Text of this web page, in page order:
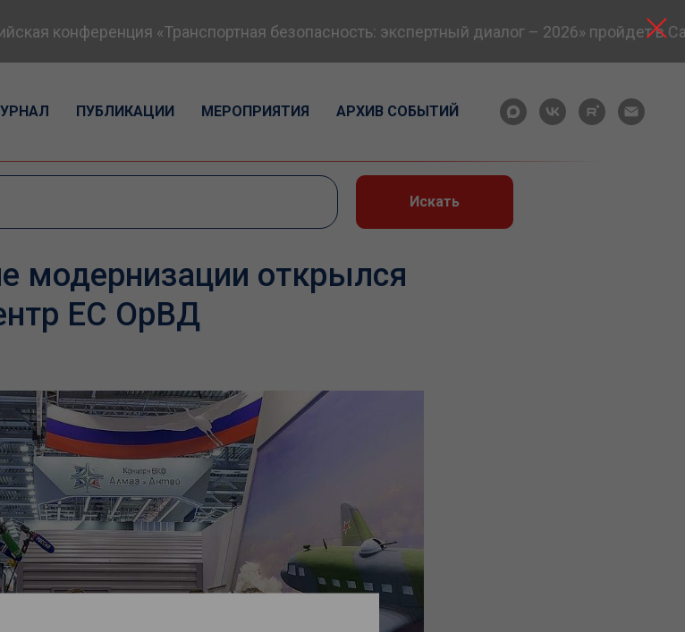
конференция «Транспортная безопасность: экспертный диалог – 2026» пройдет в
ПУБЛИКАЦИИ МЕРОПРИЯТИЯ АРХИВ СОБЫТИЙ
Искать
модернизации открылся
ЕС ОрВД